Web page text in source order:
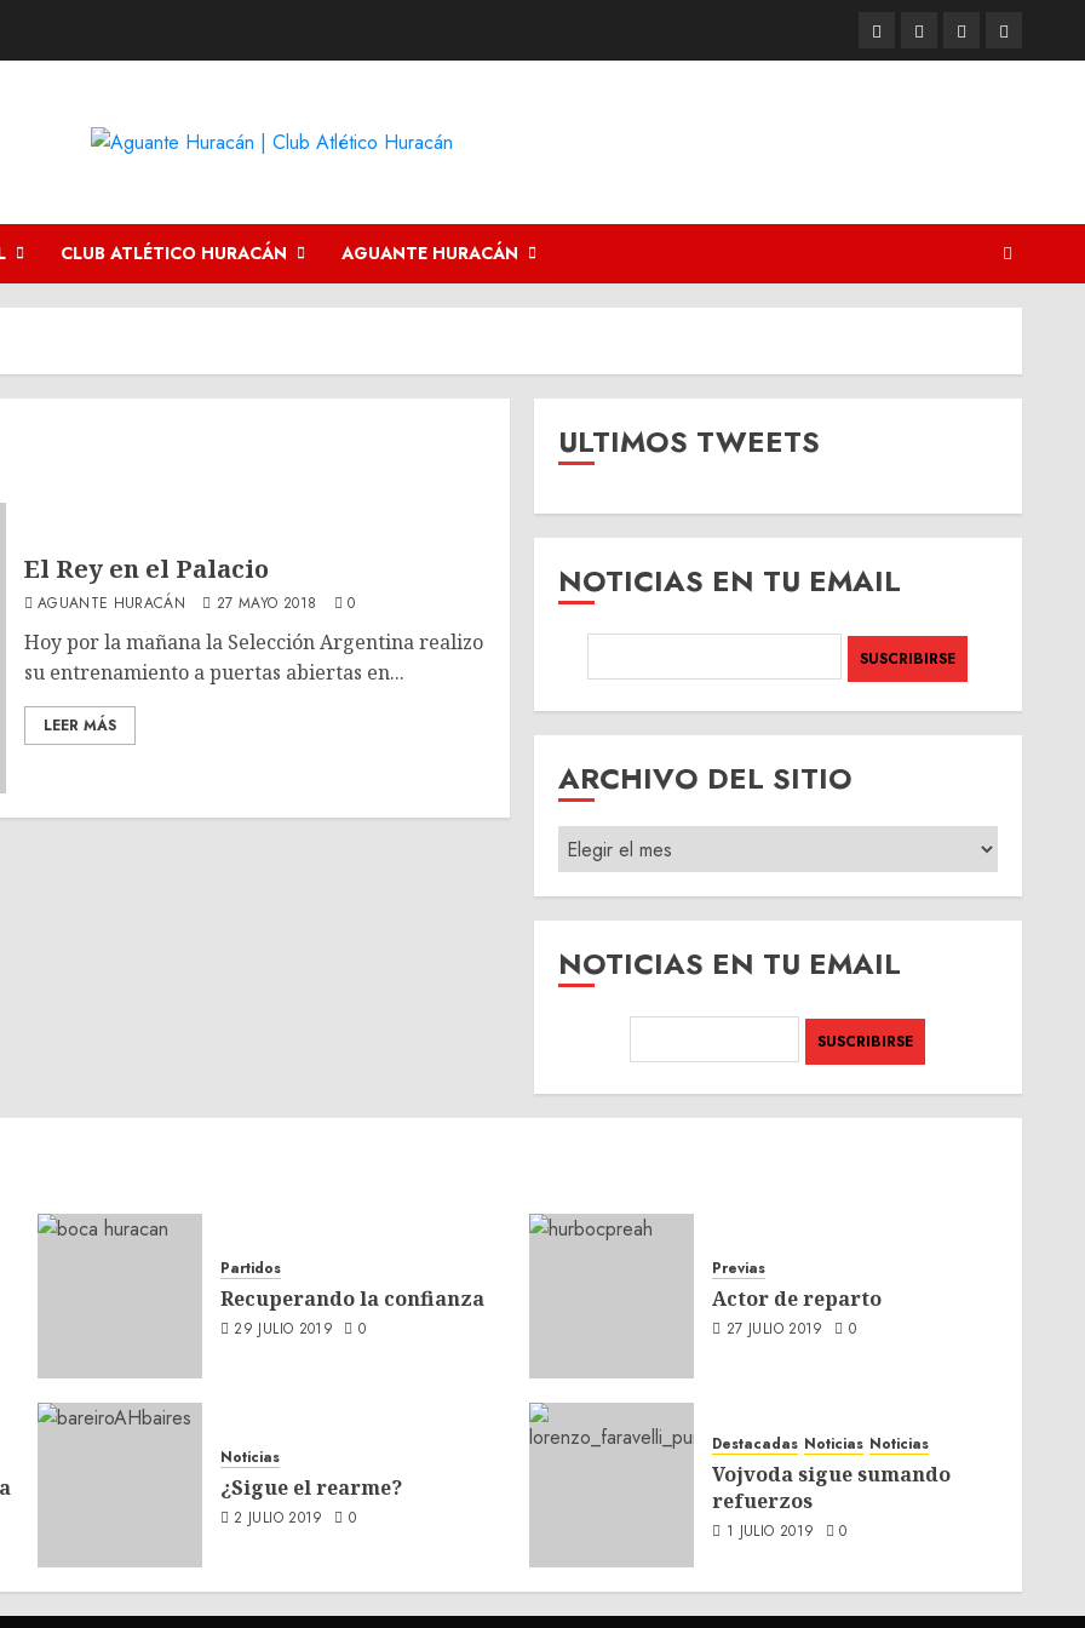
TwitterYoutubeFacebookInstagram
CLUB ATLÉTICO HURACÁN AGUANTE HURACÁN
El Rey en el Palacio
AGUANTE HURACÁN 27 MAYO 2018 0
Hoy por la mañana la Selección Argentina realizo
su entrenamiento a puertas abiertas en...
LEER MÁS
ULTIMOS TWEETS
NOTICIAS EN TU EMAIL
ARCHIVO DEL SITIO
ARCHIVO
DEL
SITIO
NOTICIAS EN TU EMAIL
Partidos
Recuperando la confianza
29 JULIO 2019 0
Previas
Actor de reparto
27 JULIO 2019 0
Noticias
¿Sigue el rearme?
2 JULIO 2019 0
Destacadas Noticias Noticias
Vojvoda sigue sumando
refuerzos
1 JULIO 2019 0